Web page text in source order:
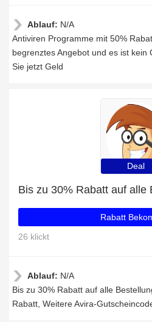
Ablauf: N/A
Antiviren Programme mit 50%
begrenztes Angebot und es ist kein
Sie jetzt Geld
Deal
Rabatt
26 klickt
Ablauf: N/A
Bis zu 30% Rabatt auf alle
Rabatt, Weitere Avira-